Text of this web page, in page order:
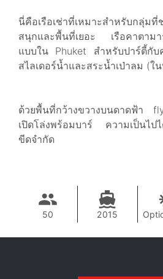
นี่คือเรือเช่าที่เหมาะสำหรับกลุ่มที่
สนุกและพื้นที่เยอะ เรือคาตาม
แบบใน Phuket สำหรับปาร์ตี้กั
สไลเดอร์น้ำและสระน้ำเป่าลม (ใ
ด้วยพื้นที่กว้างขวางบนดาดฟ้า
เปิดโล่งพร้อมบาร์ ความเป็นไป
ขีดจำกัด
50 2015